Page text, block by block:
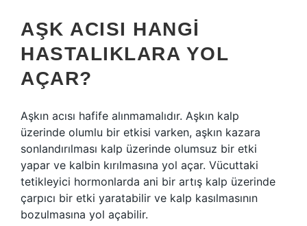
AŞK ACISI HANGI
HASTALIKLARA YOL
AÇAR?
Aşkın acısı hafife alınmamalıdır. Aşkın kalp
üzerinde olumlu bir etkisi varken, aşkın kazara
sonlandırılması kalp üzerinde olumsuz bir etki
yapar ve kalbin kırılmasına yol açar. Vücuttaki
tetikleyici hormonlarda ani bir artış kalp üzerinde
çarpıcı bir etki yaratabilir ve kalp kasılmasının
bozulmasına yol açabilir.